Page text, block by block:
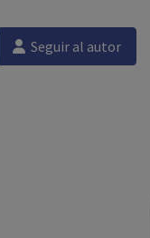
Seguir al autor